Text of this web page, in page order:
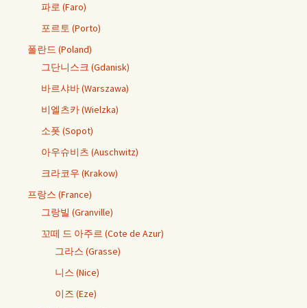
파로 (Faro)
포르토 (Porto)
폴란드 (Poland)
그단니스크 (Gdanisk)
바르샤바 (Warszawa)
비엘츠카 (Wielzka)
소폿 (Sopot)
아우슈비츠 (Auschwitz)
크라코우 (Krakow)
프랑스 (France)
그랑빌 (Granville)
꼬떼 드 아주르 (Cote de Azur)
그라스 (Grasse)
니스 (Nice)
이즈 (Eze)